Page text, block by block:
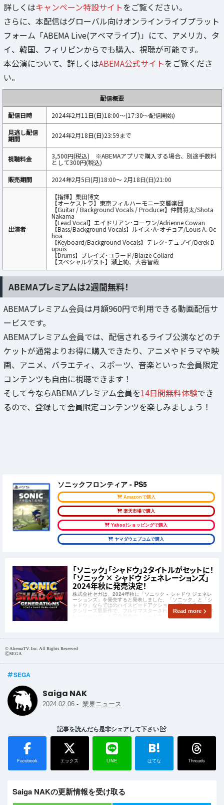
詳しくはキャンペーン特設サイトをご覧ください。
さらに、本配信はグローバル向けオンラインライブプラット
フォーム「ABEMA Live(アベマライブ)」にて、アメリカ、タ
イ、韓国、フィリピンからでも購入、視聴が可能です。
本公演について、詳しくはABEMA公式サイトをご覧くださ
い。
配信概要
配信日時
2024年2月11日(日)18:00～(17:30〜配信開始)
見逃し配信
期間 2024年2月18日(日)23:59まで
視聴料金 3,500円(税込) ※ABEMAアプリで購入する場合、別途手数料
として300円(税込)
販売期間
2024年2月5日(月)18:00〜 2月18日(日)21:00
出演者
【指揮】栗田博文
【オーケストラ】東京フィルハーモニー交響楽団
【Guitar / Background Vocals / Producer】仲間将太/Shota
Nakama
【Lead Vocal】エイドリアン･コーワン/Adrienne Cowan
【Bass/Background Vocals】ルイス･A･オチョア/Louis A. Oc
hoa
【Keyboard/Background Vocals】デレク･デュプイ/Derek D
upuis
【Drums】ブレイズ･コラード/Blaize Collard
【スペシャルゲスト】瀬上純、大谷智哉
ABEMAプレミアムは2週間無料！
ABEMAプレミアム会員は月額960円で利用できる動画配信サ
ービスです。
ABEMAプレミアム会員では、配信されるライブ公演などのチ
ケットが通常よりお得に購入できたり、アニメやドラマや映
画、アニメ、バラエティ、スポーツ、音楽といった会員限定
コンテンツも自由に視聴できます！
そして今ならABEMAプレミアム会員を14日間無料体験でき
るので、登録して会員限定コンテンツを楽しみましょう！
ソニックフロンティア - PS5
Amazonで購入
楽天市場で購入
Yahoo!ショッピングで購入
ヤマダウェブコムで購入
「ソニック」「シャドウ」2タイトルがセットに！
「ソニック × シャドウ ジェネレーションズ」
2024年秋に発売決定！
株式会社セガは、2024年秋に「ソニック × シャドウ ジェネレ
ーションズ」を発売すると発表しました。「ソニック」と「シ
ャドウ」ならではのハイスピードアクションが楽しめるソニッ
クシリーズ最新作で、フルリマスターされた「ソニック ジェネ
レーションズ」と完全新作の「シャドウ ジェネレーションズ」
Read more
© AbemaTV. Inc. All Rights Reserved
ⒸSEGA
SEGA
Saiga NAK
2024.02.06 - 業界ニュース
記事を読んだら是非シェアして下さい
Facebook エックス LINE
B!
はてな Threads
Saiga NAKの更新情報を受け取る